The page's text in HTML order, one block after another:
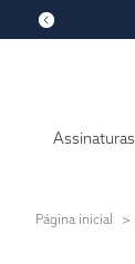
Assinaturas
Página inicial >